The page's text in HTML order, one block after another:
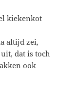
kiekenkot
altijd zei,
dat is toch
ook